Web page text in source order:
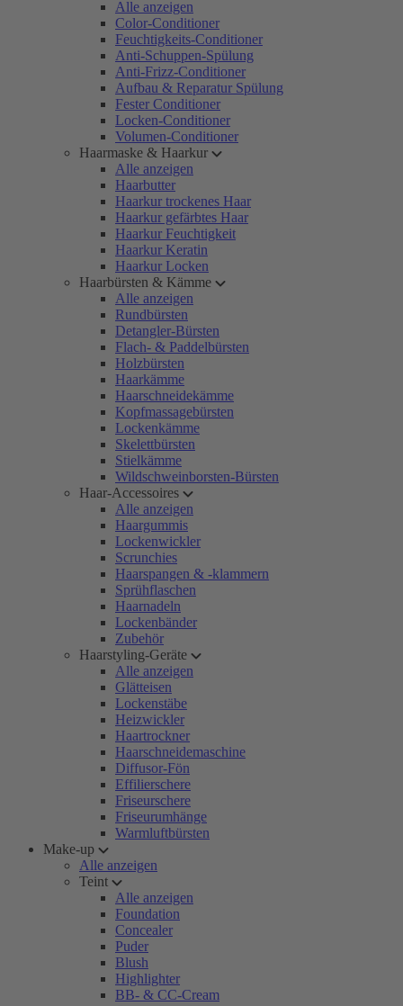
Alle anzeigen
Color-Conditioner
Feuchtigkeits-Conditioner
Anti-Schuppen-Spülung
Anti-Frizz-Conditioner
Aufbau & Reparatur Spülung
Fester Conditioner
Locken-Conditioner
Volumen-Conditioner
Haarmaske & Haarkur
Alle anzeigen
Haarbutter
Haarkur trockenes Haar
Haarkur gefärbtes Haar
Haarkur Feuchtigkeit
Haarkur Keratin
Haarkur Locken
Haarbürsten & Kämme
Alle anzeigen
Rundbürsten
Detangler-Bürsten
Flach- & Paddelbürsten
Holzbürsten
Haarkämme
Haarschneidekämme
Kopfmassagebürsten
Lockenkämme
Skelettbürsten
Stielkämme
Wildschweinborsten-Bürsten
Haar-Accessoires
Alle anzeigen
Haargummis
Lockenwickler
Scrunchies
Haarspangen & -klammern
Sprühflaschen
Haarnadeln
Lockenbänder
Zubehör
Haarstyling-Geräte
Alle anzeigen
Glätteisen
Lockenstäbe
Heizwickler
Haartrockner
Haarschneidemaschine
Diffusor-Fön
Effilierschere
Friseurschere
Friseurumhänge
Warmluftbürsten
Make-up
Alle anzeigen
Teint
Alle anzeigen
Foundation
Concealer
Puder
Blush
Highlighter
BB- & CC-Cream